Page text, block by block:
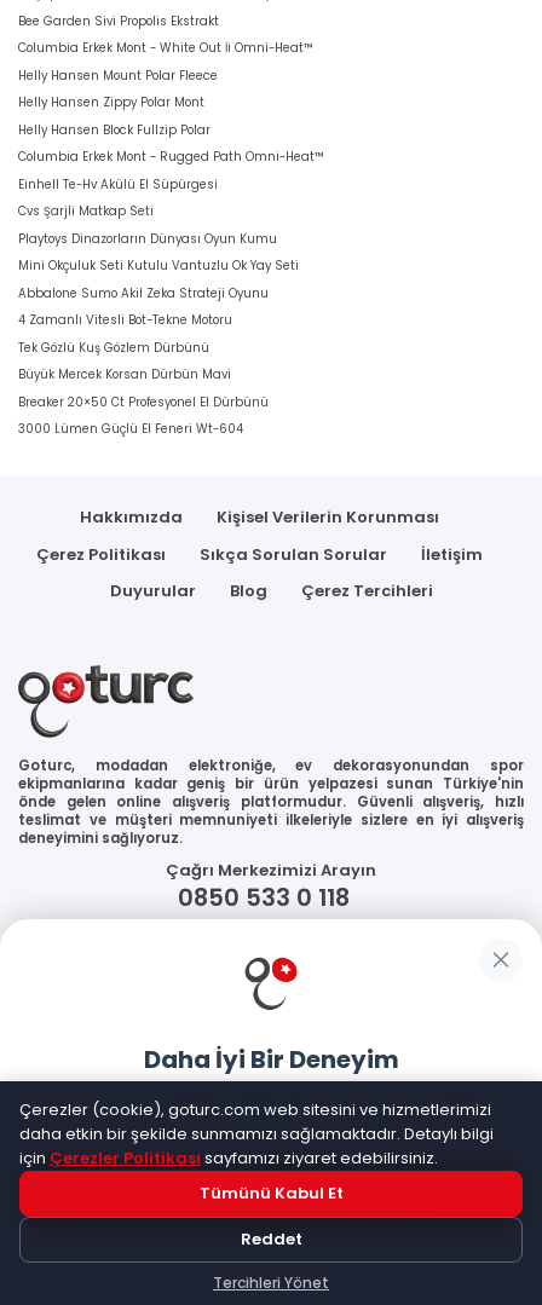
Bee Garden Sivi Propolis Ekstrakt
Columbia Erkek Mont - White Out İi Omni-Heat™
Helly Hansen Mount Polar Fleece
Helly Hansen Zippy Polar Mont
Helly Hansen Block Fullzip Polar
Columbia Erkek Mont - Rugged Path Omni-Heat™
Einhell Te-Hv Akülü El Süpürgesi
Cvs Şarjli Matkap Seti
Playtoys Dinazorların Dünyası Oyun Kumu
Mini Okçuluk Seti Kutulu Vantuzlu Ok Yay Seti
Abbalone Sumo Akil Zeka Strateji Oyunu
4 Zamanlı Vitesli Bot-Tekne Motoru
Tek Gözlü Kuş Gözlem Dürbünü
Büyük Mercek Korsan Dürbün Mavi
Breaker 20×50 Ct Profesyonel El Dürbünü
3000 Lümen Güçlü El Feneri Wt-604
Hakkımızda
Kişisel Verilerin Korunması
Çerez Politikası
Sıkça Sorulan Sorular
İletişim
Duyurular
Blog Çerez Tercihleri
Goturc, modadan elektroniğe, ev dekorasyonundan spor
ekipmanlarına kadar geniş bir ürün yelpazesi sunan Türkiye'nin
önde gelen online alışveriş platformudur. Güvenli alışveriş, hızlı
teslimat ve müşteri memnuniyeti ilkeleriyle sizlere en iyi alışveriş
deneyimini sağlıyoruz.
Çağrı Merkezimizi Arayın
0850 533 0 118
Güvenliğiniz
Sosyal Medya
Mobil Uygulamalarımız
Daha İyi Bir Deneyim
Goturc mobil uygulamasıyla daha hızlı ve kolay alışveriş
yapın
Hemen Dene!
Uygulama yüklüyse açılacak, değilseGoogle Play'e
yönlendirileceksiniz
Çerezler (cookie), goturc.com web sitesini ve hizmetlerimizi
daha etkin bir şekilde sunmamızı sağlamaktadır. Detaylı bilgi
için Çerezler Politikası sayfamızı ziyaret edebilirsiniz.
Tümünü Kabul Et
Reddet
Tercihleri Yönet